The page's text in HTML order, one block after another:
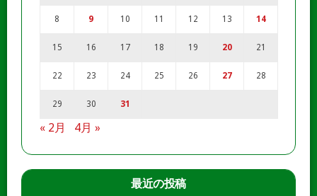
8 9 10 11 12 13 14
15 16 17 18 19 20 21
22 23 24 25 26 27 28
29 30 31
« 2月 4月 »
最近の投稿